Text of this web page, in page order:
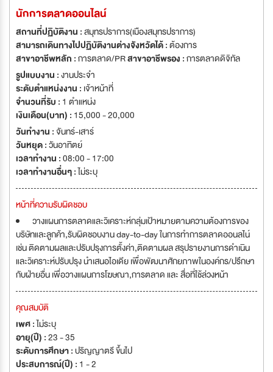
นักการตลาดออนไลน์
สถานที่ปฏิบัติงาน :สมุทรปราการ(เมืองสมุทรปราการ)
สามารถเดินทางไปปฏิบัติงานต่างจังหวัดได้ :ต้องการ
สาขาอาชีพหลัก :การตลาด/PRสาขาอาชีพรอง :การตลาดดิจิทัล
รูปแบบงาน :งานประจำ
ระดับตำแหน่งงาน : เจ้าหน้าที่
จำนวนที่รับ : 1 ตำแหน่ง
เงินเดือน(บาท) : 15,000 - 20,000
วันทำงาน :จันทร์-เสาร์
วันหยุด :วันอาทิตย์
เวลาทำงาน :08:00 - 17:00
เวลาทำงานอื่นๆ :ไม่ระบุ
หน้าที่ความรับผิดชอบ
วางแผนการตลาดและวิเคราะห์กลุ่มเป้าหมายตามความต้องการของ
บริษัทและลูกค้า,รับผิดชอบงาน day-to-day ในการทำการตลาดออนลไน์
เช่น ติดตามผลและปรับปรุงการตั้งค่า,ติดตามผล สรุปรายงานการดำเนิน
และวิเคราะห์ปรับปรุง นำเสนอไอเดีย เพื่อพัฒนาศักยภาพในองค์กร/ปรึกษา
กับฝ่ายอื่น เพื่อวางแผนการโฆษณา,การตลาด และ สื่อที่ใช้ล่วงหน้า
คุณสมบัติ
เพศ :ไม่ระบุ
อายุ(ปี) :23 - 35
ระดับการศึกษา :ปริญญาตรี ขึ้นไป
ประสบการณ์(ปี) : 1 - 2